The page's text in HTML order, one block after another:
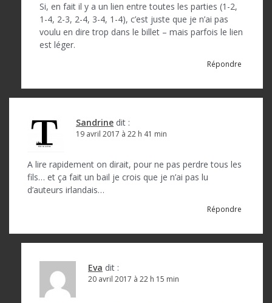
Si, en fait il y a un lien entre toutes les parties (1-2,
1-4, 2-3, 2-4, 3-4, 1-4), c’est juste que je n’ai pas
voulu en dire trop dans le billet – mais parfois le lien
est léger.
Répondre
Sandrine dit :
19 avril 2017 à 22 h 41 min
A lire rapidement on dirait, pour ne pas perdre tous les
fils… et ça fait un bail je crois que je n’ai pas lu
d’auteurs irlandais…
Répondre
Eva dit :
20 avril 2017 à 22 h 15 min